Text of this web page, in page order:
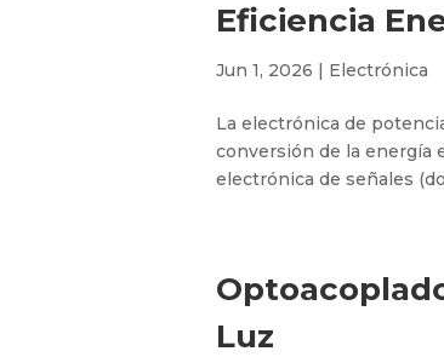
Eficiencia
Jun 1, 2026 | Electrónica
La electrónica de
conversión de la energía
electrónica de señales
Luz